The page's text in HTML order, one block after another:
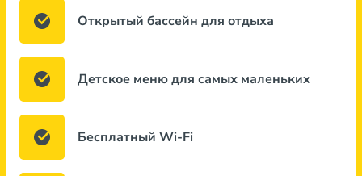
Открытый бассейн для отдыха
Детское меню для самых маленьких
Бесплатный Wi-Fi